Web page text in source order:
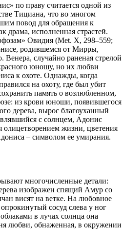
по праву считается одной из
Тициана, что во многом
повод для обращения к
драма, исполненная страстей.
Овидия (Met. X, 298–559;
родившемся от Мирры,
Венера, случайно раненая стрелой
юношу, но их любви
к охоте. Однажды, когда
на охоту, где был убит
память о возлюбленном,
из крови юноши, появившегося
дерева, вырос благоуханный
с солнцем, Адонис
олицетворением жизни, цветения
– символом ее умирания.
многочисленные детали:
изображен спящий Амур со
висят на ветке. На любовное
сосуд слева у ног
в лучах солнца она
любви, обнаженная, в окружении